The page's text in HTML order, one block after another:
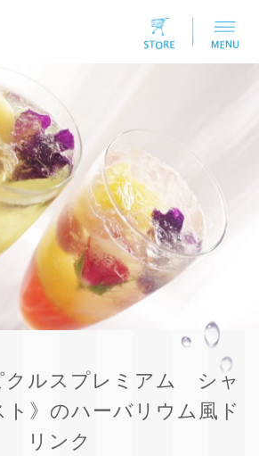
クルスプレミアム シャ
ト》のハーバリウム風ド
リンク